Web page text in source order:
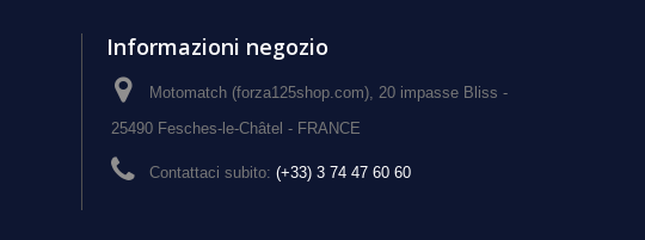
Informazioni negozio
Motomatch (forza125shop.com), 20 impasse Bliss -
25490 Fesches-le-Châtel - FRANCE
Contattaci subito: (+33) 3 74 47 60 60